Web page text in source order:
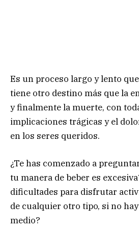
Es un proceso largo y lento
tiene otro destino más que la
y finalmente la muerte, con
implicaciones trágicas y el
en los seres queridos.
¿Te has comenzado a
tu manera de beber es
dificultades para disfrutar
de cualquier otro tipo, si no
medio?